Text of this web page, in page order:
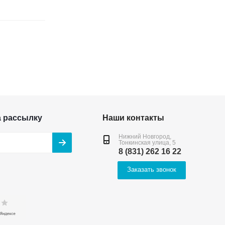
рассылку Наши контакты
Нижний Новгород,
Тонкинская улица, 5
8 (831) 262 16 22
Заказать звонок